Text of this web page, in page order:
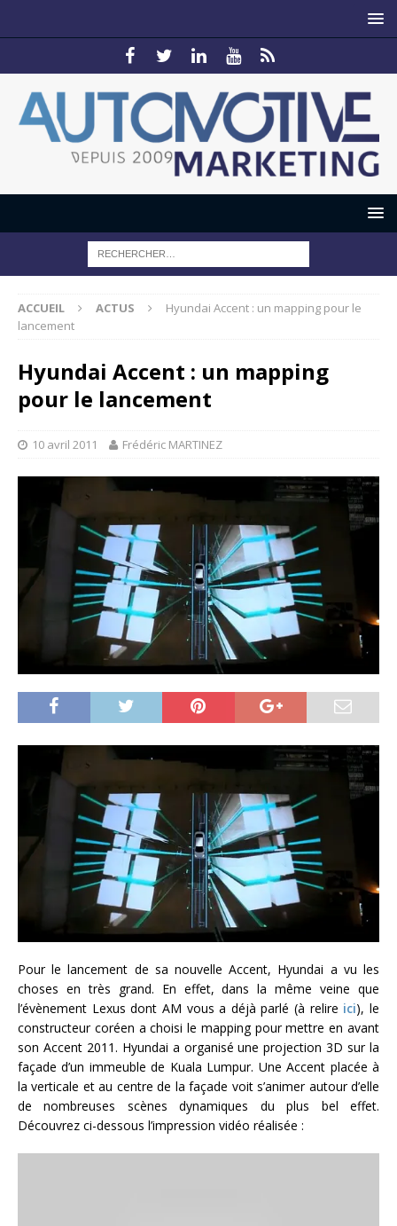
ACCUEIL ACTUS
Hyundai Accent : un mapping pour le
lancement
Hyundai Accent : un mapping
pour le lancement
10 avril 2011 Frédéric MARTINEZ
Pour le lancement de sa nouvelle Accent, Hyundai a vu les
choses en très grand. En effet, dans la même veine que
l’évènement Lexus dont AM vous a déjà parlé (à relire ici), le
constructeur coréen a choisi le mapping pour mettre en avant
son Accent 2011. Hyundai a organisé une projection 3D sur la
façade d’un immeuble de Kuala Lumpur. Une Accent placée à
la verticale et au centre de la façade voit s’animer autour d’elle
de nombreuses scènes dynamiques du plus bel effet.
Découvrez ci-dessous l’impression vidéo réalisée :